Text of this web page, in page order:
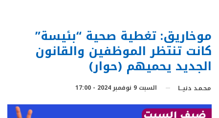
موخاريق: تغطية صحية “بئيسة”
كانت تنتظر الموظفين والقانون
الجديد يحميهم (حوار)
محـمـد دنيـــا السبت 9 نوفمبر 2024 - 17:00